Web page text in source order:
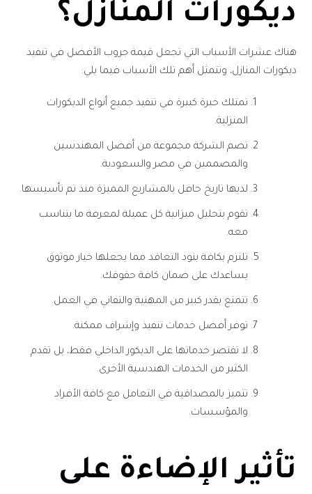
ديكورات المنازل؟
هناك عشرات الأسباب التي تجعل قيمة جروب الأفضل في تنفيذ
ديكورات المنازل، وتتمثل أهم تلك الأسباب فيما يلي:
تمتلك خبرة كبيرة في تنفيذ جميع أنواع الديكورات
المنزلية.
تضم الشركة مجموعة من أفضل المهندسين
والمصممين في مصر والسعودية.
لديها تاريخ حافل بالمشاريع المميزة منذ تم تأسيسها.
تقوم بتحليل ميزانية كل عميلة لمعرفة ما يتناسب
معه.
تلتزم بكافة بنود التعاقد مما يجعلها خيار موثوق
يساعدك على ضمان كافة حقوقك.
تتمتع بقدر كبير من المهنية والتفاني في العمل.
توفر أفضل خدمات تنفيذ وإشراف ممكنة.
لا تقتصر خدماتها على الديكور الداخلي فقط، بل تقدم
الكثير من الخدمات الهندسية الأخرى.
تتميز بالمصداقية في التعامل مع كافة الأفراد
والمؤسسات.
تأثير الإضاءة على